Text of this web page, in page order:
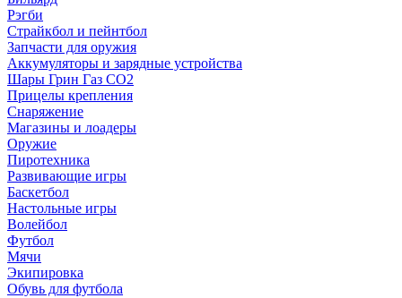
Рэгби
Страйкбол и пейнтбол
Запчасти для оружия
Аккумуляторы и зарядные устройства
Шары Грин Газ СО2
Прицелы крепления
Снаряжение
Магазины и лоадеры
Оружие
Пиротехника
Развивающие игры
Баскетбол
Настольные игры
Волейбол
Футбол
Мячи
Экипировка
Обувь для футбола